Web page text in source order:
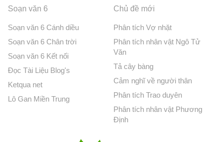
Soạn văn 6
Soạn văn 6 Cánh diều
Soạn văn 6 Chân trời
Soạn văn 6 Kết nối
Đọc Tài Liệu Blog's
Ketqua net
Lô Gan Miền Trung
Chủ đề mới
Phân tích Vợ nhặt
Phân tích nhân vật Ngô Tử
Văn
Tả cây bàng
Cảm nghĩ về người thân
Phân tích Trao duyên
Phân tích nhân vật Phương
Định